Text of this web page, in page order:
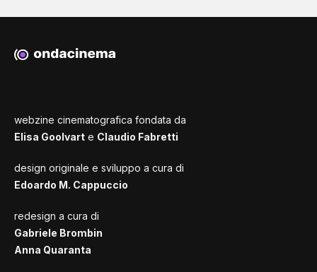
webzine cinematografica fondata da
Elisa Goolvart e Claudio Fabretti
design originale e sviluppo a cura di
Edoardo M. Cappuccio
redesign a cura di
Gabriele Brombin
Anna Quaranta